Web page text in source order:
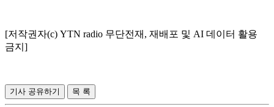
[저작권자(c) YTN radio 무단전재, 재배포 및 AI 데이터 활용
금지]
기사 공유하기 목 록